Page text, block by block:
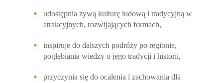
udostępnia żywą kulturę ludową i tradycyjną w
atrakcyjnych, rozwijających formach,
inspiruje do dalszych podróży po regionie,
pogłębiania wiedzy o jego tradycji i historii,
przyczynia się do ocalenia i zachowania dla